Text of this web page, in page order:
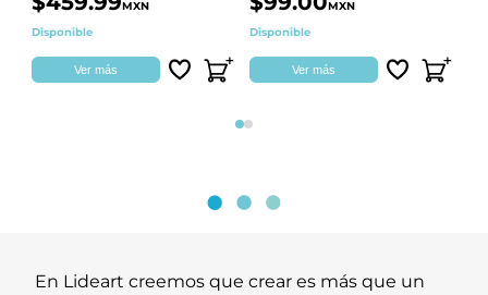
MXN
Disponible
Ver más
MXN
Disponible
Ver más
Página 1
Página 2
En Lideart creemos que crear es más que un